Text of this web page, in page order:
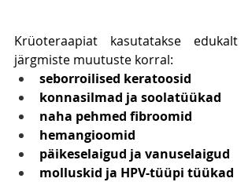
Krüoteraapiat kasutatakse edukalt
järgmiste muutuste korral:
seborroilised keratoosid
konnasilmad ja soolatüükad
naha pehmed fibroomid
hemangioomid
päikeselaigud ja vanuselaigud
molluskid ja HPV-tüüpi tüükad